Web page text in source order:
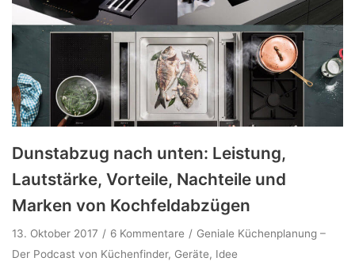
Dunstabzug nach unten: Leistung,
Lautstärke, Vorteile, Nachteile und
Marken von Kochfeldabzügen
13. Oktober 2017 6 Kommentare
Geniale Küchenplanung –
Der Podcast von Küchenfinder, Geräte, Idee